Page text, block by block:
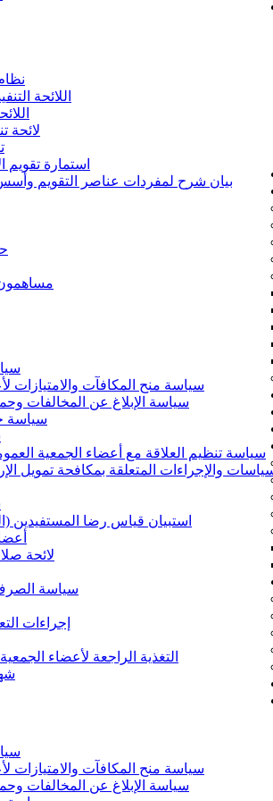
اللائحة
لائحة
استمارة تقويم
بيان شرح لمفردات عناصر التقويم
سياسة منح المكافآت والامتيازات
سياسة الإبلاغ عن المخالفات
سياسة
سياسة تنظيم العلاقة مع أعضاء الجمعية
والإجراءات المتعلقة بمكافحة تمويل
استبيان قياس رضا المستفيدين
لائحة
سياسة
إجراءات
التغذية الراجعة لأعضاء
سياسة منح المكافآت والامتيازات
سياسة الإبلاغ عن المخالفات